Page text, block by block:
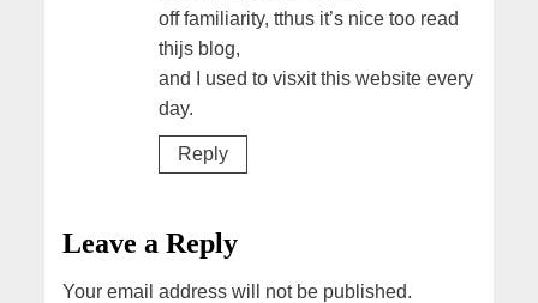
off familiarity, tthus it’s nice too read
thijs blog,
and I used to visxit this website every
day.
Reply
Leave a Reply
Your email address will not be published.